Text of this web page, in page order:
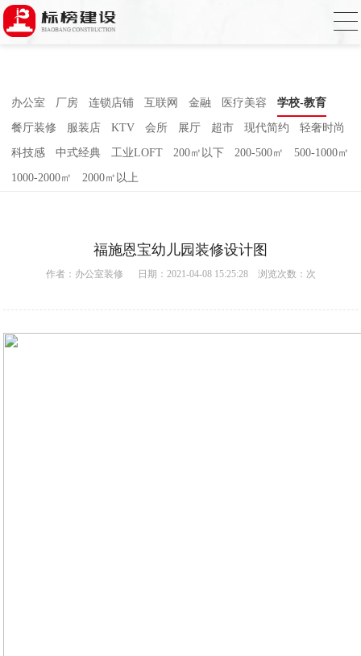
香蕉视频在线免费,香蕉视频导航,黄色香蕉
视频下载,91香蕉APP成人污在线观看
办公室 厂房 连锁店铺 互联网 金融 医疗美容 学校-教育
餐厅装修 服装店 KTV 会所 展厅 超市 现代简约 轻奢时尚
科技感 中式经典 工业LOFT 200㎡以下 200-500㎡ 500-1000㎡
1000-2000㎡ 2000㎡以上
福施恩宝幼儿园装修设计图
作者： 办公室装修 日期：2021-04-08 15:25:28 浏览次数： 次